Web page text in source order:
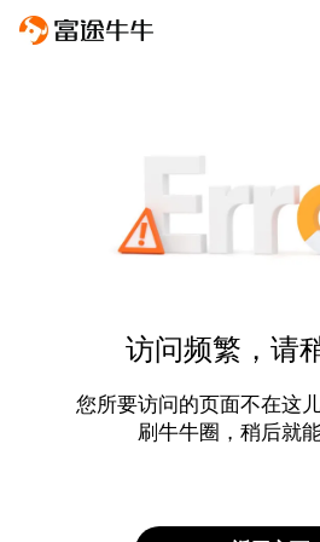
访问频繁，请
您所要访问的页面不在这
刷牛牛圈，稍后就